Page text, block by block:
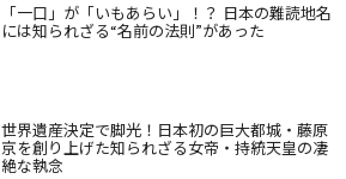
「一口」が「いもあらい」！？ 日本の難読地名
には知られざる“名前の法則”があった
世界遺産決定で脚光！日本初の巨大都城・藤原
京を創り上げた知られざる女帝・持統天皇の凄
絶な執念